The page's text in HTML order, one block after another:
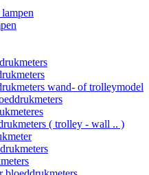
wand- of trolleymodel
( trolley - wall .. )